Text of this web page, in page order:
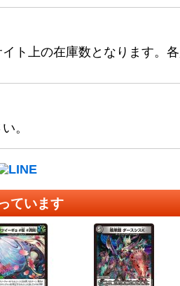
ト上の在庫数となります。
。
ています